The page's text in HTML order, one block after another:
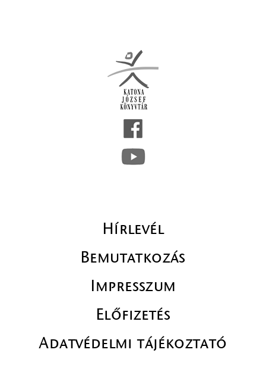
Hírlevél
Bemutatkozás
Impresszum
Előfizetés
Adatvédelmi tájékoztató